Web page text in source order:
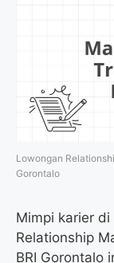
Lowongan
Gorontalo
Mimpi karier
Relationship
BRI Gorontalo